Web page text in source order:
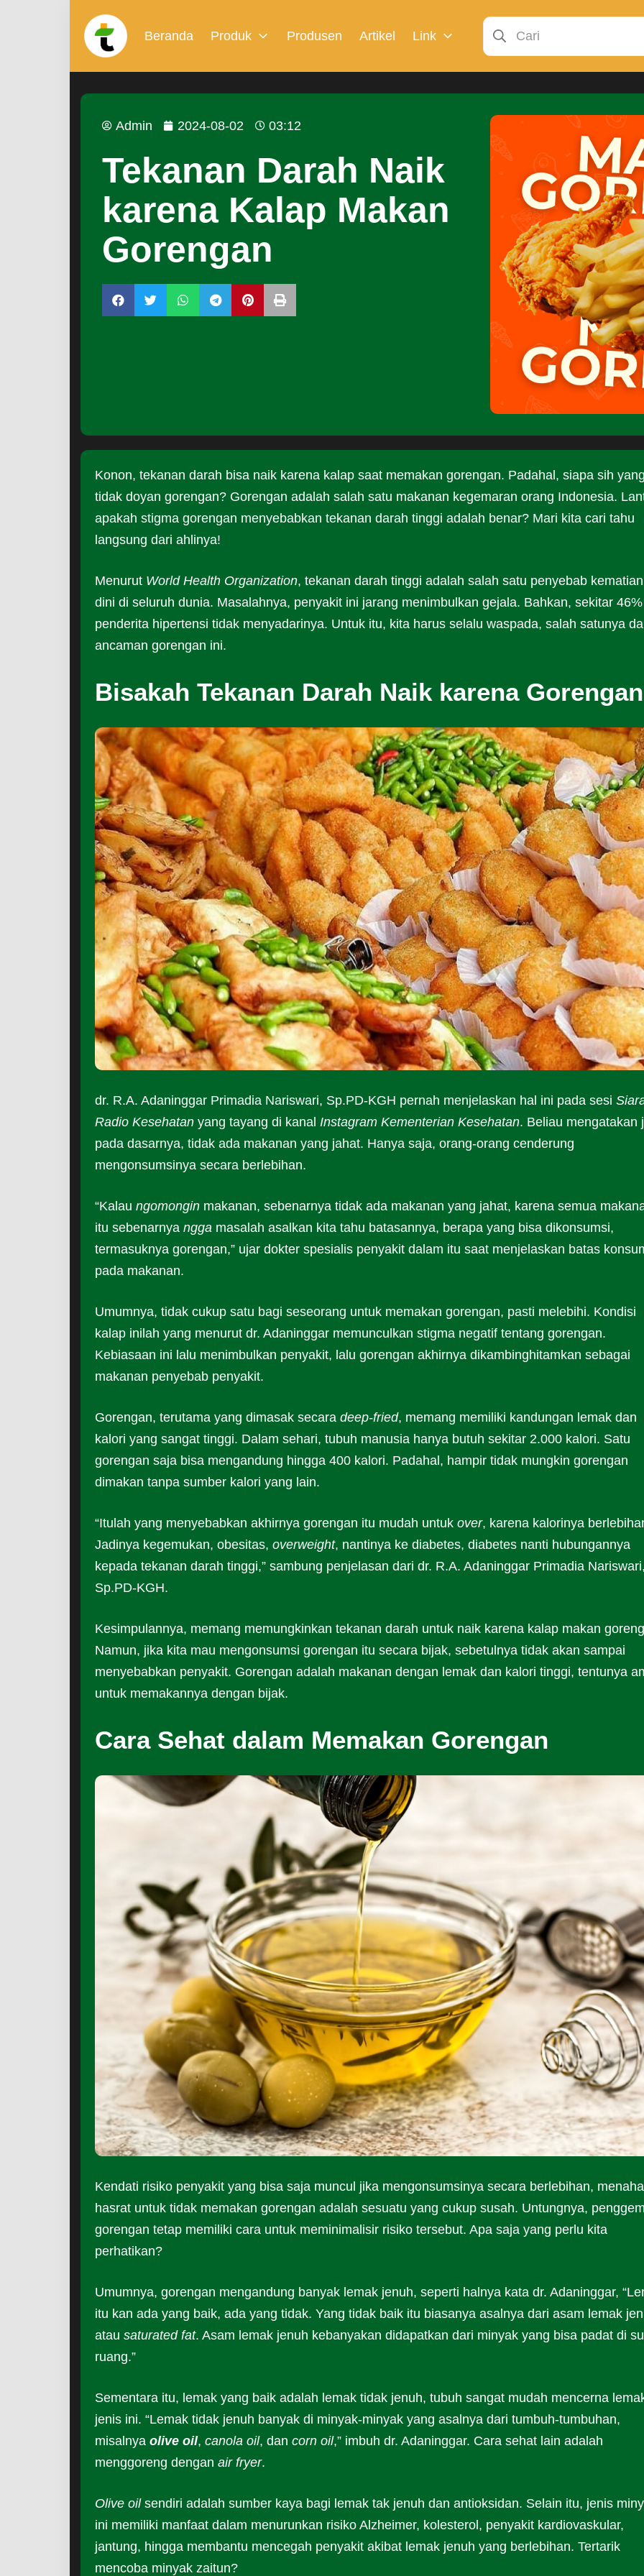
Beranda Produk Produsen Artikel Link
Admin 2024-08-02 03:12
Tekanan Darah Naik
karena Kalap Makan
Gorengan
Konon, tekanan darah bisa naik karena kalap saat memakan gorengan. Padahal, siapa sih
tidak doyan gorengan? Gorengan adalah salah satu makanan kegemaran orang Indonesia.
apakah stigma gorengan menyebabkan tekanan darah tinggi adalah benar? Mari kita cari tahu
langsung dari ahlinya!
Menurut World Health Organization, tekanan darah tinggi adalah salah satu penyebab kematian
dini di seluruh dunia. Masalahnya, penyakit ini jarang menimbulkan gejala. Bahkan, sekitar 46%
penderita hipertensi tidak menyadarinya. Untuk itu, kita harus selalu waspada, salah satunya
ancaman gorengan ini.
Bisakah Tekanan Darah Naik karena
dr. R.A. Adaninggar Primadia Nariswari, Sp.PD-KGH pernah menjelaskan hal ini pada sesi
Radio Kesehatan yang tayang di kanal Instagram Kementerian Kesehatan. Beliau mengatakan
pada dasarnya, tidak ada makanan yang jahat. Hanya saja, orang-orang cenderung
mengonsumsinya secara berlebihan.
“Kalau ngomongin makanan, sebenarnya tidak ada makanan yang jahat, karena semua
itu sebenarnya ngga masalah asalkan kita tahu batasannya, berapa yang bisa dikonsumsi,
termasuknya gorengan,” ujar dokter spesialis penyakit dalam itu saat menjelaskan batas
pada makanan.
Umumnya, tidak cukup satu bagi seseorang untuk memakan gorengan, pasti melebihi. Kondisi
kalap inilah yang menurut dr. Adaninggar memunculkan stigma negatif tentang gorengan.
Kebiasaan ini lalu menimbulkan penyakit, lalu gorengan akhirnya dikambinghitamkan sebagai
makanan penyebab penyakit.
Gorengan, terutama yang dimasak secara deep-fried, memang memiliki kandungan lemak dan
kalori yang sangat tinggi. Dalam sehari, tubuh manusia hanya butuh sekitar 2.000 kalori. Satu
gorengan saja bisa mengandung hingga 400 kalori. Padahal, hampir tidak mungkin gorengan
dimakan tanpa sumber kalori yang lain.
“Itulah yang menyebabkan akhirnya gorengan itu mudah untuk over, karena kalorinya
Jadinya kegemukan, obesitas, overweight, nantinya ke diabetes, diabetes nanti hubungannya
kepada tekanan darah tinggi,” sambung penjelasan dari dr. R.A. Adaninggar Primadia
Sp.PD-KGH.
Kesimpulannya, memang memungkinkan tekanan darah untuk naik karena kalap makan
Namun, jika kita mau mengonsumsi gorengan itu secara bijak, sebetulnya tidak akan sampai
menyebabkan penyakit. Gorengan adalah makanan dengan lemak dan kalori tinggi, tentunya
untuk memakannya dengan bijak.
Cara Sehat dalam Memakan Gorengan
Kendati risiko penyakit yang bisa saja muncul jika mengonsumsinya secara berlebihan,
hasrat untuk tidak memakan gorengan adalah sesuatu yang cukup susah. Untungnya,
gorengan tetap memiliki cara untuk meminimalisir risiko tersebut. Apa saja yang perlu kita
perhatikan?
Umumnya, gorengan mengandung banyak lemak jenuh, seperti halnya kata dr. Adaninggar,
itu kan ada yang baik, ada yang tidak. Yang tidak baik itu biasanya asalnya dari asam lemak
atau saturated fat. Asam lemak jenuh kebanyakan didapatkan dari minyak yang bisa padat di
ruang.”
Sementara itu, lemak yang baik adalah lemak tidak jenuh, tubuh sangat mudah mencerna
jenis ini. “Lemak tidak jenuh banyak di minyak-minyak yang asalnya dari tumbuh-tumbuhan,
misalnya olive oil, canola oil, dan corn oil,” imbuh dr. Adaninggar. Cara sehat lain adalah
menggoreng dengan air fryer.
Olive oilsendiri adalah sumber kaya bagi lemak tak jenuh dan antioksidan. Selain itu, jenis
ini memiliki manfaat dalam menurunkan risiko Alzheimer, kolesterol, penyakit kardiovaskular,
jantung, hingga membantu mencegah penyakit akibat lemak jenuh yang berlebihan. Tertarik
mencoba minyak zaitun?